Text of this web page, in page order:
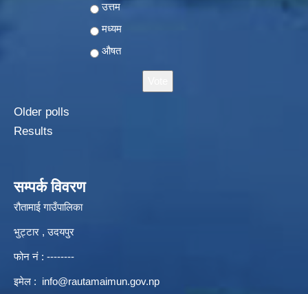
Choices
उत्तम
मध्यम
औषत
Older polls
Results
सम्पर्क विवरण
रौतामाई गाउँपालिका
भुट्टार , उदयपुर
फोन नं : --------
इमेल : info@rautamaimun.gov.np